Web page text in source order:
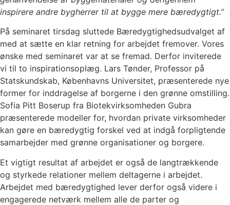
inspirere andre bygherrer til at bygge mere bæredygtigt.”
På seminaret tirsdag sluttede Bæredygtighedsudvalget af
med at sætte en klar retning for arbejdet fremover. Vores
ønske med seminaret var at se fremad. Derfor inviterede
vi til to inspirationsoplæg. Lars Tønder, Professor på
Statskundskab, Københavns Universitet, præsenterede nye
former for inddragelse af borgerne i den grønne omstilling.
Sofia Pitt Boserup fra Biotekvirksomheden Gubra
præsenterede modeller for, hvordan private virksomheder
kan gøre en bæredygtig forskel ved at indgå forpligtende
samarbejder med grønne organisationer og borgere.
Et vigtigt resultat af arbejdet er også de langtrækkende
og styrkede relationer mellem deltagerne i arbejdet.
Arbejdet med bæredygtighed lever derfor også videre i
engagerede netværk mellem alle de parter og